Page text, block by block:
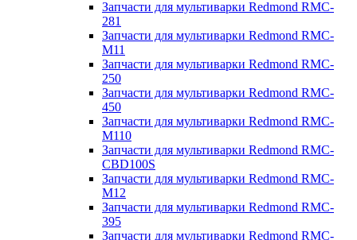
Запчасти для мультиварки Redmond RMC-
281
Запчасти для мультиварки Redmond RMC-
M11
Запчасти для мультиварки Redmond RMC-
250
Запчасти для мультиварки Redmond RMC-
450
Запчасти для мультиварки Redmond RMC-
M110
Запчасти для мультиварки Redmond RMC-
CBD100S
Запчасти для мультиварки Redmond RMC-
M12
Запчасти для мультиварки Redmond RMC-
395
Запчасти для мультиварки Redmond RMC-